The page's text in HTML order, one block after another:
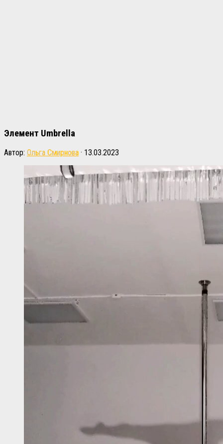
Элемент Umbrella
Автор: Ольга Смирнова · 13.03.2023